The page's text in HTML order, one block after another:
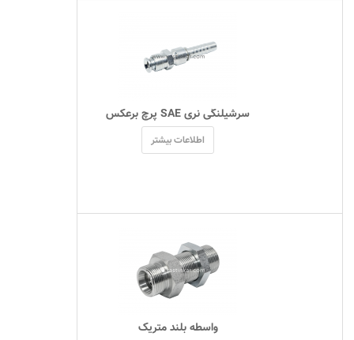
سرشیلنگی نری SAE پرچ برعکس
اطلاعات بیشتر
واسطه بلند متریک